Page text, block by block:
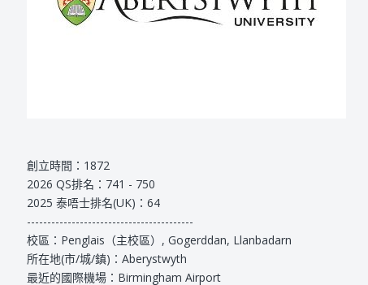
創立時間：1872
2026 QS排名：741 - 750
2025 泰唔士排名(UK)：64
-----------------------------------------
校區：Penglais（主校區）, Gogerddan, Llanbadarn
所在地(市/城/鎮)：Aberystwyth
最近的國際機場：Birmingham Airport